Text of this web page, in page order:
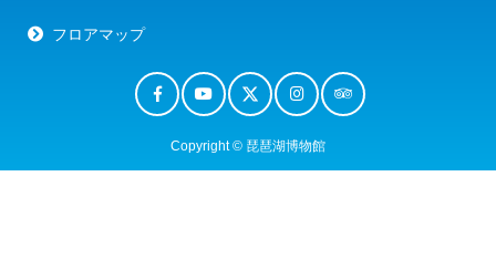
フロアマップ
Copyright © 琵琶湖博物館